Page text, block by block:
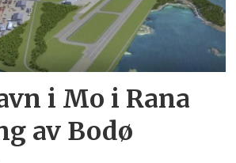
i Mo i Rana
av Bodø